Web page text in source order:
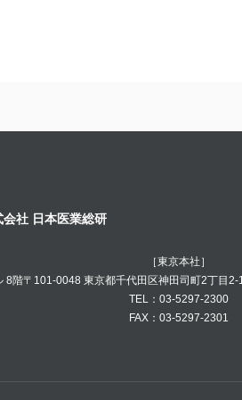
会社 日本医業総研
8階
［東京本社］
〒101-0048 東京都千代田区神田司町2丁目2-
TEL：03-5297-2300
FAX：03-5297-2301